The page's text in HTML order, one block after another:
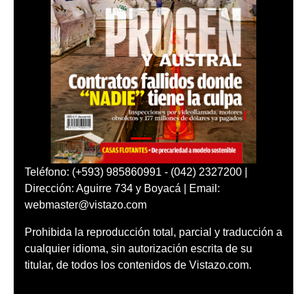
Teléfono: (+593) 985860991 - (042) 2327200 |
Dirección: Aguirre 734 y Boyacá | Email:
webmaster@vistazo.com
Prohibida la reproducción total, parcial y traducción a
cualquier idioma, sin autorización escrita de su
titular, de todos los contenidos de Vistazo.com.